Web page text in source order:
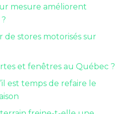
mesure améliorent
de stores motorisés sur
et fenêtres au Québec ?
est temps de refaire le